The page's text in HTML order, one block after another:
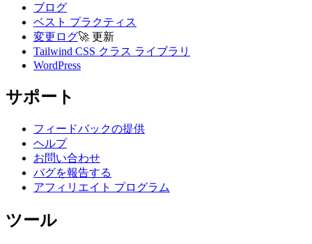
ブログ
ベスト プラクティス
変更ログ🚀 更新
Tailwind CSS クラス ライブラリ
WordPress
サポート
フィードバックの提供
ヘルプ
お問い合わせ
バグを報告する
アフィリエイト プログラム
ツール